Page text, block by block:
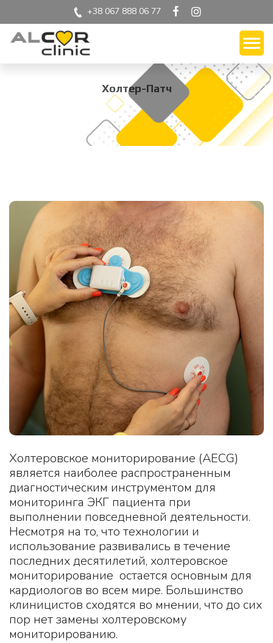
+38 067 888 06 77
Холтер-Патч
Холтеровское мониторирование (AECG)
является наиболее распространенным
диагностическим инструментом для
мониторинга ЭКГ пациента при
выполнении повседневной деятельности.
Несмотря на то, что технологии и
использование развивались в течение
последних десятилетий, холтеровское
мониторирование остается основным для
кардиологов во всем мире. Большинство
клиницистов сходятся во мнении, что до сих
пор нет замены холтеровскому
мониторированию.